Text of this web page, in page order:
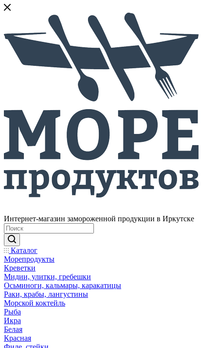
Интернет-магазин замороженной продукции в Иркутске
Каталог
Морепродукты
Креветки
Мидии, улитки, гребешки
Осьминоги, кальмары, каракатицы
Раки, крабы, лангустины
Морской коктейль
Рыба
Икра
Белая
Красная